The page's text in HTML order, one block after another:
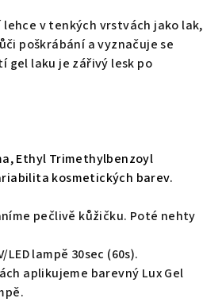
lehce v tenkých vrstvách jako lak,
poškrábání a vyznačuje se
gel laku je zářivý lesk po
Ethyl Trimethylbenzoyl
kosmetických barev.
pečlivě kůžičku. Poté nehty
lampě 30sec (60s).
aplikujeme barevný Lux Gel